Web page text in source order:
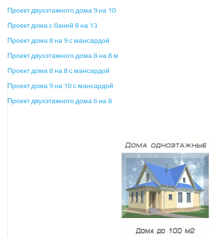
Проект двухэтажного дома 9 на 10
Проект дома с баней 8 на 13
Проект дома 8 на 9 с мансардой
Проект двухэтажного дома 8 на 8 м
Проект дома 8 на 8 с мансардой
Проект дома 9 на 10 с мансардой
Проект двухэтажного дома 6 на 8